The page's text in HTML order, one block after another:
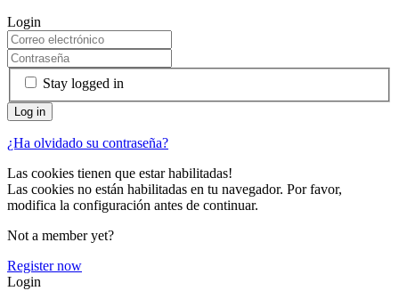
Login
Stay logged in
¿Ha olvidado su contraseña?
Las cookies tienen que estar habilitadas!
Las cookies no están habilitadas en tu navegador. Por favor,
modifica la configuración antes de continuar.
Not a member yet?
Register now
Login